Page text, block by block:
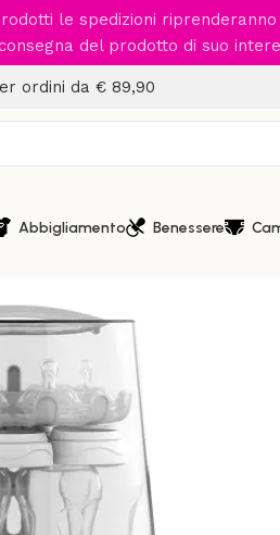
le spedizioni
del prodotto di suo
ordini da € 89,90
Abbigliamento Benessere